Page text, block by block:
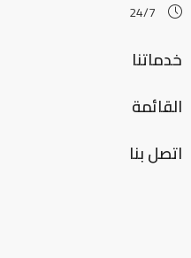
24/7
خدماتنا
القائمة
اتصل بنا